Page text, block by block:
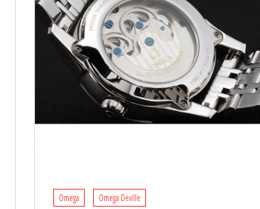
Omega Omega Deville